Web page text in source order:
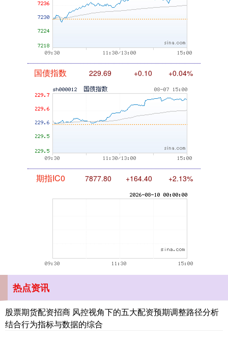
国债指数 +0.04%
期指IC0 +2.13%
+1.02%
热点资讯
股票期货配资招商 风控视角下的五大配资预期调整路径分析
结合行为指标与数据的综合